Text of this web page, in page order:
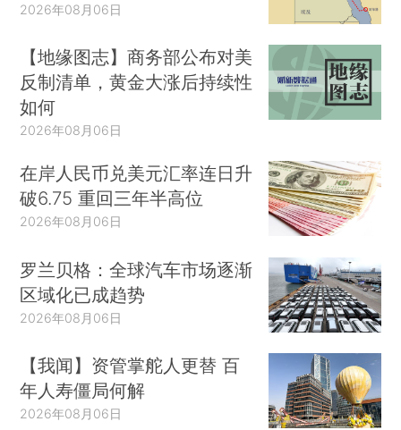
2026年08月06日
【地缘图志】商务部公布对美
反制清单，黄金大涨后持续性
如何
2026年08月06日
在岸人民币兑美元汇率连日升
破6.75 重回三年半高位
2026年08月06日
罗兰贝格：全球汽车市场逐渐
区域化已成趋势
2026年08月06日
【我闻】资管掌舵人更替 百
年人寿僵局何解
2026年08月06日